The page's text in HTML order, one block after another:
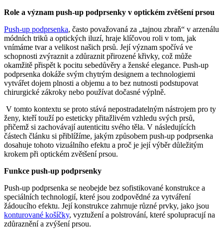
Role a význam push-up podprsenky v optickém zvětšení prsou
Push-up podprsenka, často považovaná za „tajnou zbraň“ v arzenálu
módních triků a optických iluzí, hraje klíčovou roli v tom, jak
vnímáme tvar a velikost našich prsů. Její význam spočívá ve
schopnosti zvýraznit a zdůraznit přirozené křivky, což může
okamžitě přispět k pocitu sebedůvěry a ženské elegance. Push-up
podprsenka dokáže svým chytrým designem a technologiemi
vytvářet dojem plnosti a objemu a to bez nutnosti podstupovat
chirurgické zákroky nebo používat dočasné výplně.
V tomto kontextu se proto stává nepostradatelným nástrojem pro ty
ženy, kteří touží po esteticky přitažlivém vzhledu svých prsů,
přičemž si zachovávají autenticitu svého těla. V následujících
částech článku si přiblížíme, jakým způsobem push-up podprsenka
dosahuje tohoto vizuálního efektu a proč je její výběr důležitým
krokem při optickém zvětšení prsou.
Funkce push-up podprsenky
Push-up podprsenka se neobejde bez sofistikované konstrukce a
speciálních technologií, které jsou zodpovědné za vytváření
žádoucího efektu. Její konstrukce zahrnuje různé prvky, jako jsou
konturované košíčky, vyztužení a polstrování, které spolupracují na
zdůraznění a zvýšení prsou.